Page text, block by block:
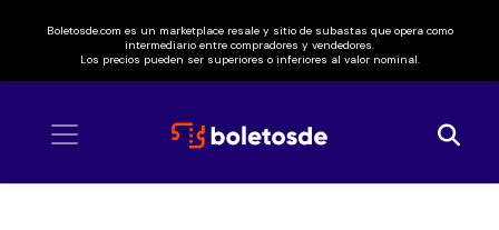
Boletosde.com es un marketplace resale y sitio de subastas que opera como
intermediario entre compradores y vendedores.
Los precios pueden ser superiores o inferiores al valor nominal.